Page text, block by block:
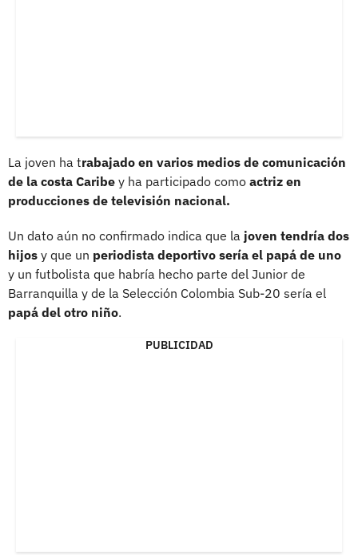
La joven ha trabajado en varios medios de comunicación
de la costa Caribe y ha participado como actriz en
producciones de televisión nacional.
Un dato aún no confirmado indica que la joven tendría dos
hijos y que un periodista deportivo sería el papá de uno
y un futbolista que habría hecho parte del Junior de
Barranquilla y de la Selección Colombia Sub-20 sería el
papá del otro niño.
PUBLICIDAD